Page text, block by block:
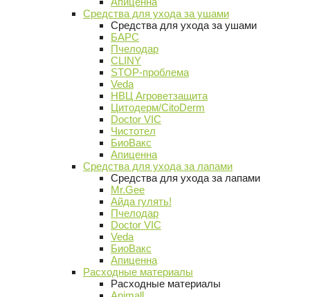
Средства для ухода за ушами
Средства для ухода за ушами
БАРС
Пчелодар
CLINY
STOP-проблема
Veda
НВЦ Агроветзащита
Цитодерм/CitoDerm
Doctor VIC
Чистотел
БиоВакс
Апиценна
Средства для ухода за лапами
Средства для ухода за лапами
Mr.Gee
Айда гулять!
Пчелодар
Doctor VIC
Veda
БиоВакс
Апиценна
Расходные материалы
Расходные материалы